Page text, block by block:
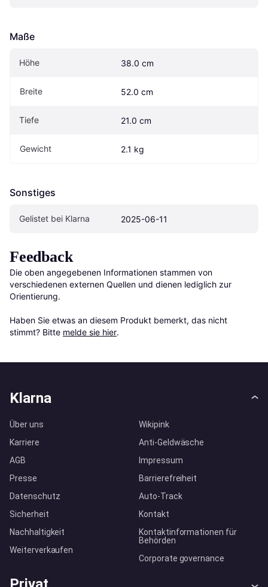
Maße
Höhe 38.0 cm
Breite 52.0 cm
Tiefe 21.0 cm
Gewicht 2.1 kg
Sonstiges
Gelistet bei Klarna 2025-06-11
Feedback
Die oben angegebenen Informationen stammen von
verschiedenen externen Quellen und dienen lediglich zur
Orientierung.
Haben Sie etwas an diesem Produkt bemerkt, das nicht
stimmt? Bitte melde sie hier.
Klarna
Über uns
Karriere
AGB
Presse
Datenschutz
Sicherheit
Nachhaltigkeit
Weiterverkaufen
Wikipink
Anti-Geldwäsche
Impressum
Barrierefreiheit
Auto-Track
Kontakt
Kontaktinformationen für
Behörden
Corporate governance